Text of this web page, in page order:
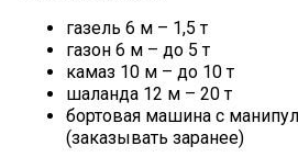
газель 6 м – 1,5 т
газон 6 м – до 5 т
камаз 10 м – до 10 т
шаланда 12 м – 20 т
бортовая машина с
(заказывать заранее)